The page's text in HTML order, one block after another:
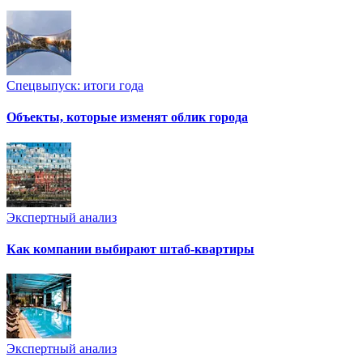
Спецвыпуск: итоги года
Объекты, которые изменят облик города
Экспертный анализ
Как компании выбирают штаб-квартиры
Экспертный анализ